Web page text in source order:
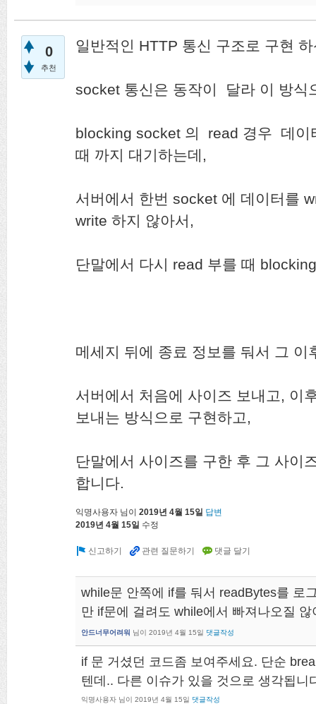
0
추천
일반적인 HTTP 통신 구조로 구현
socket 통신은 동작이 달라 이 방식
blocking socket 의 read 경우 데이
때 까지 대기하는데,
서버에서 한번 socket 에 데이터를
write 하지 않아서,
단말에서 다시 read 부를 때
메세지 뒤에 종료 정보를 둬서 그
서버에서 처음에 사이즈 보내고, 이
보내는 방식으로 구현하고,
단말에서 사이즈를 구한 후 그 사이
합니다.
익명사용자 님이 2019년 4월 15일 답변
2019년 4월 15일 수정
while문 안쪽에 if를 둬서 readBytes를 로
만 if문에 걸려도 while에서 빠져나오질 않
안드너무어려워 님이 2019년 4월 15일 댓글작성
if 문 거셨던 코드좀 보여주세요. 단순
텐데.. 다른 이슈가 있을 것으로 생각됩니
익명사용자 님이 2019년 4월 15일 댓글작성